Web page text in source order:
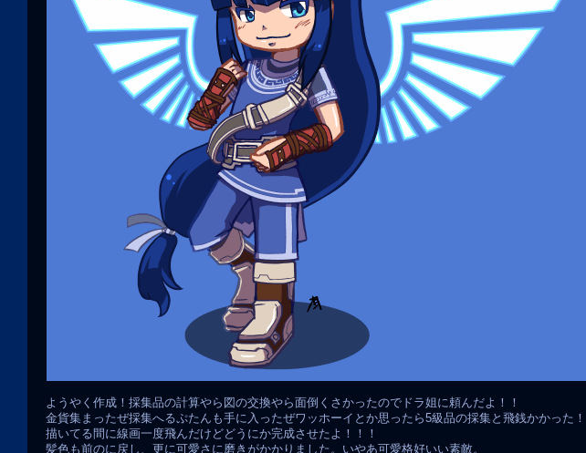
ようやく作成！採集品の計算やら図の交換やら面倒くさかったのでドラ姐に頼んだよ！！
金貨集まったぜ採集へるぷたんも手に入ったぜワッホーイとか思ったら5級品の採集と飛銭かかった！
描いてる間に線画一度飛んだけどどうにか完成させたよ！！！
髪色も前のに戻し、更に可愛さに磨きがかかりました。いやあ可愛格好いい素敵。